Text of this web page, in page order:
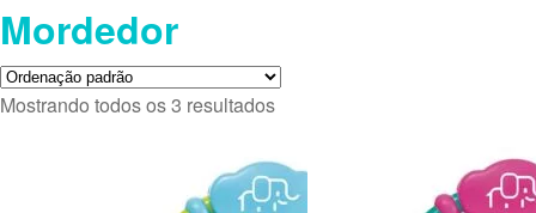
Mordedor
Mostrando todos os 3 resultados